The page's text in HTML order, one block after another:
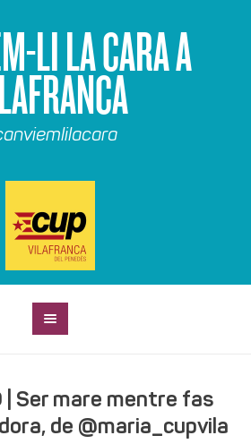
LI LA CARA A
| Ser mare mentre fas
de @maria_cupvila